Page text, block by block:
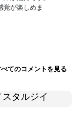
覚が楽しめま
てのコメントを見る
タルジイ